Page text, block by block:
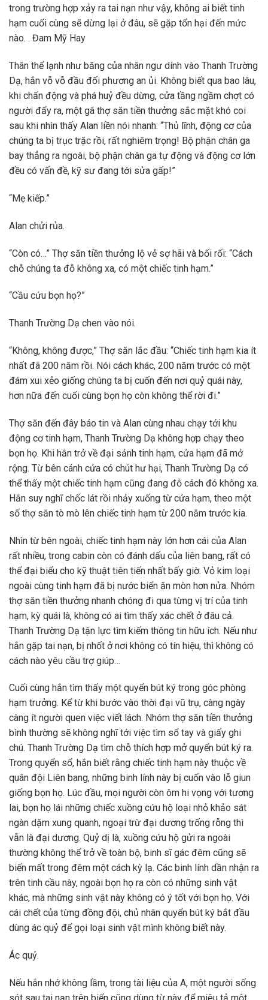
trong trường hợp xảy ra tai nạn như vậy, không ai biết tinh
hạm cuối cùng sẽ dừng lại ở đâu, sẽ gặp tổn hại đến mức
nào. . Đam Mỹ Hay
Thân thể lạnh như băng của nhân ngư dính vào Thanh Trường
Dạ, hắn vỗ vỗ đầu đối phương an ủi. Không biết qua bao lâu,
khi chấn động và phá huỷ đều dừng, cửa tầng ngầm chợt có
người đẩy ra, một gã thợ săn tiền thưởng sắc mặt khó coi
sau khi nhìn thấy Alan liền nói nhanh: “Thủ lĩnh, động cơ của
chúng ta bị trục trặc rồi, rất nghiêm trọng! Bộ phận chân ga
bay thẳng ra ngoài, bộ phận chân ga tự động và động cơ lớn
đều có vấn đề, kỹ sư đang tới sửa gấp!”
“Mẹ kiếp.”
Alan chửi rủa.
“Còn có…” Thợ săn tiền thưởng lộ vẻ sợ hãi và bối rối: “Cách
chỗ chúng ta đỗ không xa, có một chiếc tinh hạm.”
“Cầu cứu bọn họ?”
Thanh Trường Dạ chen vào nói.
“Không, không được,” Thợ săn lắc đầu: “Chiếc tinh hạm kia ít
nhất đã 200 năm rồi. Nói cách khác, 200 năm trước có một
đám xui xẻo giống chúng ta bị cuốn đến nơi quỷ quái này,
hơn nữa đến cuối cùng bọn họ còn không thể rời đi.”
Thợ săn đến đây báo tin và Alan cùng nhau chạy tới khu
động cơ tinh hạm, Thanh Trường Dạ không hợp chạy theo
bọn họ. Khi hắn trở về đại sảnh tinh hạm, cửa hạm đã mở
rộng. Từ bên cánh cửa có chút hư hại, Thanh Trường Dạ có
thể thấy một chiếc tinh hạm cũng đang đỗ cách đó không xa.
Hắn suy nghĩ chốc lát rồi nhảy xuống từ cửa hạm, theo một
số thợ săn tò mò lên chiếc tinh hạm từ 200 năm trước kia.
Nhìn từ bên ngoài, chiếc tinh hạm này lớn hơn cái của Alan
rất nhiều, trong cabin còn có đánh dấu của liên bang, rất có
thể đại biểu cho kỹ thuật tiên tiến nhất bấy giờ. Vỏ kim loại
ngoài cùng tinh hạm đã bị nước biển ăn mòn hơn nửa. Nhóm
thợ săn tiền thưởng nhanh chóng đi qua từng vị trí của tinh
hạm, kỳ quái là, không có ai tìm thấy xác chết ở đâu cả.
Thanh Trường Dạ tận lực tìm kiếm thông tin hữu ích. Nếu như
hắn gặp tai nạn, bị nhốt ở nơi không có tín hiệu, thì không có
cách nào yêu cầu trợ giúp…
Cuối cùng hắn tìm thấy một quyển bút ký trong góc phòng
hạm trưởng. Kể từ khi bước vào thời đại vũ trụ, càng ngày
càng ít người quen việc viết lách. Nhóm thợ săn tiền thưởng
bình thường sẽ không nghĩ tới việc tìm sổ tay và giấy ghi
chú. Thanh Trường Dạ tìm chỗ thích hợp mở quyển bút ký ra.
Trong quyển sổ, hắn biết rằng chiếc tinh hạm này thuộc về
quân đội Liên bang, những binh lính này bị cuốn vào lỗ giun
giống bọn họ. Lúc đầu, mọi người còn ôm hi vọng với tương
lai, bọn họ lái những chiếc xuồng cứu hộ loại nhỏ khảo sát
ngàn dặm xung quanh, ngoại trừ đại dương trống rỗng thì
vẫn là đại dương. Quỷ dị là, xuồng cứu hộ gửi ra ngoài
thường không thể trở về toàn bộ, binh sĩ gác đêm cũng sẽ
biến mất trong đêm một cách kỳ lạ. Các binh lính dần nhận ra
trên tinh cầu này, ngoài bọn họ ra còn có những sinh vật
khác, mà những sinh vật này không có ý tốt với bọn họ. Với
cái chết của từng đồng đội, chủ nhân quyển bút ký bắt đầu
dùng ác quỷ để gọi loại sinh vật mình không biết này.
Ác quỷ.
Nếu hắn nhớ không lầm, trong tài liệu của A, một người sống